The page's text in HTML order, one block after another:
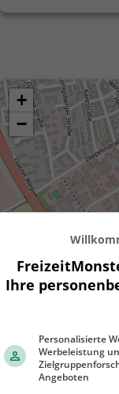
+
−
300 m
Ihre
Personalisierte
Werbeleistung
Angeboten